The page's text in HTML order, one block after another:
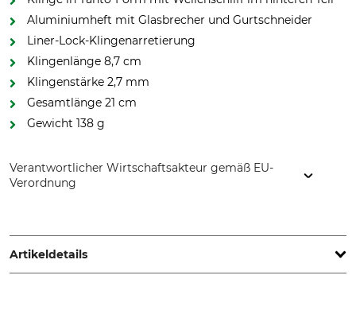
Aluminiumheft mit Glasbrecher und Gurtschneider
Liner-Lock-Klingenarretierung
Klingenlänge 8,7 cm
Klingenstärke 2,7 mm
Gesamtlänge 21 cm
Gewicht 138 g
Verantwortlicher Wirtschaftsakteur gemäß EU-
Verordnung
42659 Solingen, Germany, www.boker.de
Artikeldetails